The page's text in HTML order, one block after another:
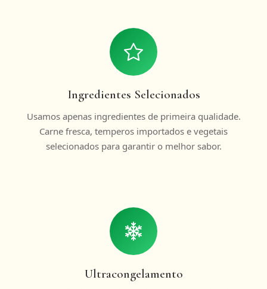
Ingredientes Selecionados
Usamos apenas ingredientes de primeira qualidade.
Carne fresca, temperos importados e vegetais
selecionados para garantir o melhor sabor.
Ultracongelamento